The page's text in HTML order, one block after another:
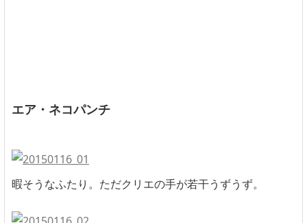
エア・ネコパンチ
暇そうなふたり。ただクリエの手が若干うずうず。